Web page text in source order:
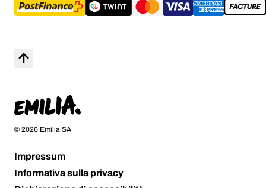
© 2026 Emilia SA
Impressum
Informativa sulla privacy